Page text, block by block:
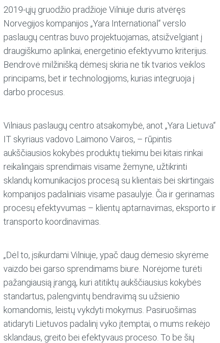
2019-ųjų gruodžio pradžioje Vilniuje duris atvėręs
Norvegijos kompanijos „Yara International“ verslo
paslaugų centras buvo projektuojamas, atsižvelgiant į
draugiškumo aplinkai, energetinio efektyvumo kriterijus.
Bendrovė milžinišką dėmesį skiria ne tik tvarios veiklos
principams, bet ir technologijoms, kurias integruoja į
darbo procesus.
Vilniaus paslaugų centro atsakomybė, anot „Yara Lietuva“
IT skyriaus vadovo Laimono Vairos, – rūpintis
aukščiausios kokybės produktų tiekimu bei kitais rinkai
reikalingais sprendimais visame žemyne, užtikrinti
sklandų komunikacijos procesą su klientais bei skirtingais
kompanijos padaliniais visame pasaulyje. Čia ir gerinamas
procesų efektyvumas – klientų aptarnavimas, eksporto ir
transporto koordinavimas.
„Dėl to, įsikurdami Vilniuje, ypač daug dėmesio skyrėme
vaizdo bei garso sprendimams biure. Norėjome turėti
pažangiausią įrangą, kuri atitiktų aukščiausius kokybės
standartus, palengvintų bendravimą su užsienio
komandomis, leistų vykdyti mokymus. Pasiruošimas
atidaryti Lietuvos padalinį vyko įtemptai, o mums reikėjo
sklandaus, greito bei efektyvaus proceso. To be šių